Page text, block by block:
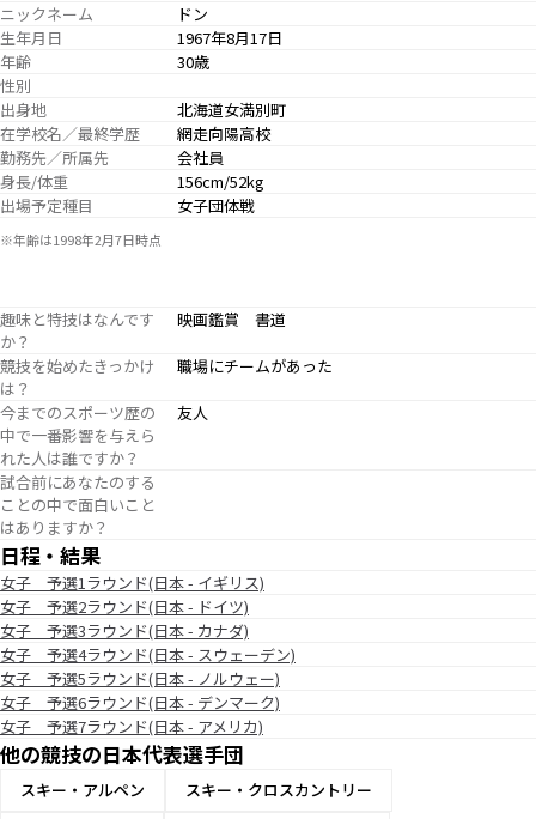
ニックネーム
ドン
生年月日
1967年8月17日
年齢
30歳
性別
出身地
北海道女満別町
在学校名／最終学歴
網走向陽高校
勤務先／所属先
会社員
身長/体重
156cm/52kg
出場予定種目
女子団体戦
※年齢は1998年2月7日時点
趣味と特技はなんです
か？
映画鑑賞 書道
競技を始めたきっかけ
は？
職場にチームがあった
今までのスポーツ歴の
中で一番影響を与えら
れた人は誰ですか？
友人
試合前にあなたのする
ことの中で面白いこと
はありますか？
日程・結果
女子 予選1ラウンド(日本 - イギリス)
女子 予選2ラウンド(日本 - ドイツ)
女子 予選3ラウンド(日本 - カナダ)
女子 予選4ラウンド(日本 - スウェーデン)
女子 予選5ラウンド(日本 - ノルウェー)
女子 予選6ラウンド(日本 - デンマーク)
女子 予選7ラウンド(日本 - アメリカ)
他の競技の日本代表選手団
スキー・アルペン
スキー・クロスカントリー